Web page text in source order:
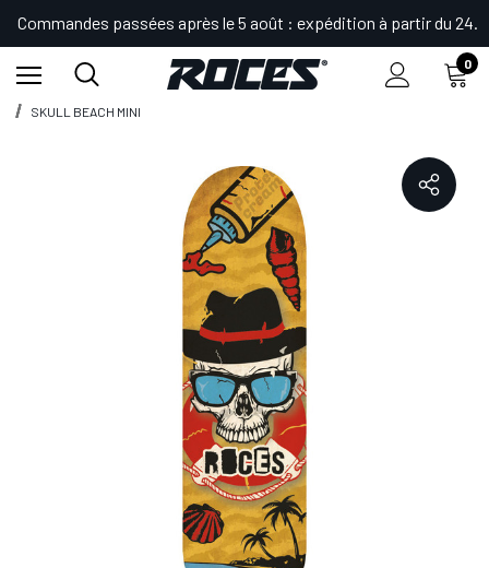
Commandes passées après le 5 août : expédition à partir du 24.
0
Accueil
Shop Sports amusants
Planches
SKULL BEACH MINI